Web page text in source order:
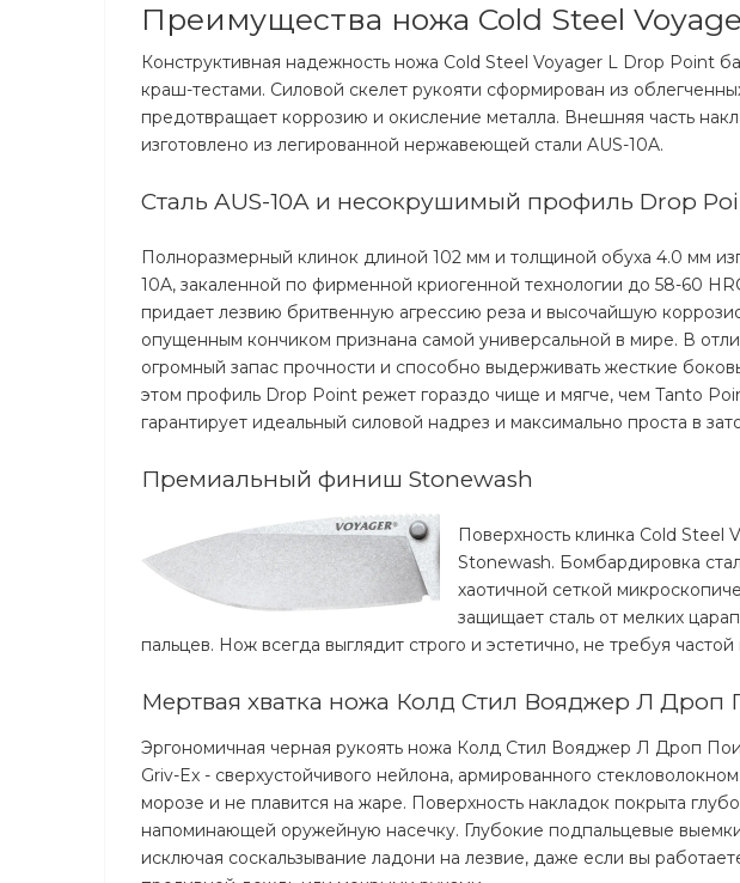
Преимущества ножа Cold Steel
Конструктивная надежность ножа Cold Steel Voyager L Drop Point
краш-тестами. Силовой скелет рукояти сформирован из
предотвращает коррозию и окисление металла. Внешняя часть
изготовлено из легированной нержавеющей стали AUS-10A.
Сталь AUS-10A и несокрушимый профиль Drop
Полноразмерный клинок длиной 102 мм и толщиной обуха 4.0 мм
10A, закаленной по фирменной криогенной технологии до 58-60
придает лезвию бритвенную агрессию реза и высочайшую
опущенным кончиком признана самой универсальной в мире. В
огромный запас прочности и способно выдерживать жесткие
этом профиль Drop Point режет гораздо чище и мягче, чем Tanto
гарантирует идеальный силовой надрез и максимально проста в
Премиальный финиш Stonewash
Поверхность клинка Cold Steel
Stonewash. Бомбардировка
хаотичной сеткой
защищает сталь от мелких
пальцев. Нож всегда выглядит строго и эстетично, не требуя
Мертвая хватка ножа Колд Стил Вояджер Л Дроп
Эргономичная черная рукоять ножа Колд Стил Вояджер Л Дроп
Griv-Ex - сверхустойчивого нейлона, армированного
морозе и не плавится на жаре. Поверхность накладок покрыта
напоминающей оружейную насечку. Глубокие подпальцевые
исключая соскальзывание ладони на лезвие, даже если вы